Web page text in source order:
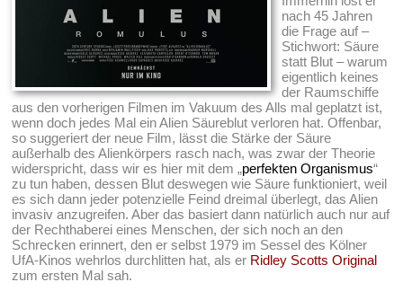
nach 45 Jahren
die Frage auf –
Stichwort: Säure
statt Blut – warum
eigentlich keines
der Raumschiffe
aus den vorherigen Filmen im Vakuum des Alls mal geplatzt ist,
wenn doch jedes Mal ein Alien Säureblut verloren hat. Offenbar,
so suggeriert der neue Film, lässt die Stärke der Säure
außerhalb des Alienkörpers rasch nach, was zwar der Theorie
widerspricht, dass wir es hier mit dem „perfekten Organismus“
zu tun haben, dessen Blut deswegen wie Säure funktioniert, weil
es sich dann jeder potenzielle Feind dreimal überlegt, das Alien
invasiv anzugreifen. Aber das basiert dann natürlich auch nur auf
der Rechthaberei eines Menschen, der sich noch an den
Schrecken erinnert, den er selbst 1979 im Sessel des Kölner
UfA-Kinos wehrlos durchlitten hat, als er Ridley Scotts Original
zum ersten Mal sah.